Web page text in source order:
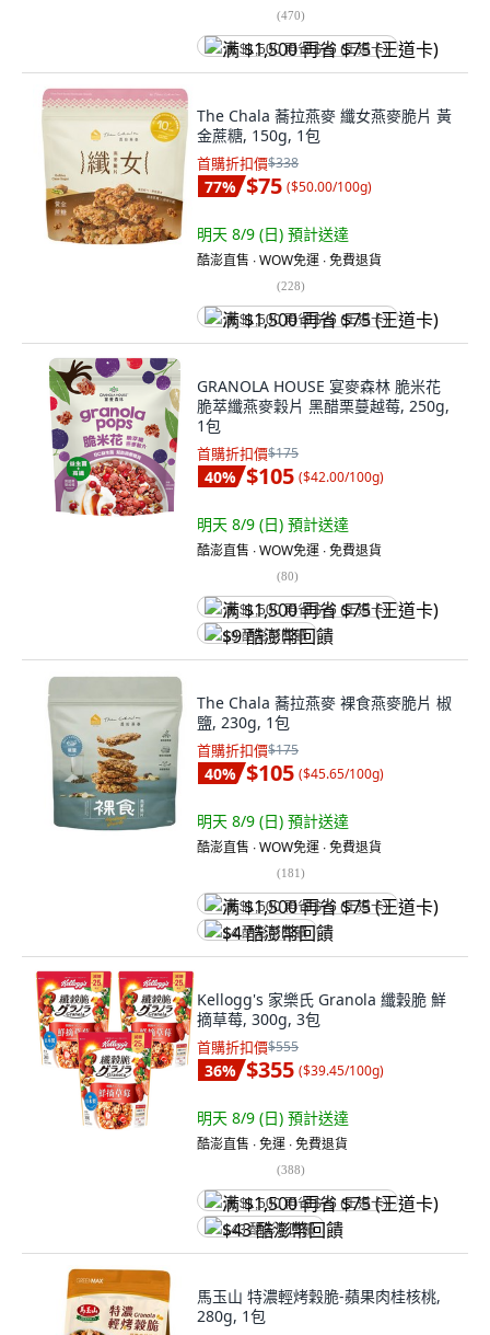
(470)
满 $1,500 再省 $75 (王道卡)
The Chala 蕎拉燕麥 纖女燕麥脆片 黃
金蔗糖, 150g, 1包
首購折扣價$338
77% $75 ($50.00/100g)
明天 8/9 (日) 預計送達
酷澎直售 ∙ WOW免運 ∙ 免費退貨
(228)
满 $1,500 再省 $75 (王道卡)
GRANOLA HOUSE 宴麥森林 脆米花
脆萃纖燕麥穀片 黑醋栗蔓越莓, 250g,
1包
首購折扣價$175
40% $105 ($42.00/100g)
明天 8/9 (日) 預計送達
酷澎直售 ∙ WOW免運 ∙ 免費退貨
(80)
满 $1,500 再省 $75 (王道卡)
$9 酷澎幣回饋
The Chala 蕎拉燕麥 裸食燕麥脆片 椒
鹽, 230g, 1包
首購折扣價$175
40% $105 ($45.65/100g)
明天 8/9 (日) 預計送達
酷澎直售 ∙ WOW免運 ∙ 免費退貨
(181)
满 $1,500 再省 $75 (王道卡)
$4 酷澎幣回饋
Kellogg's 家樂氏 Granola 纖穀脆 鮮
摘草莓, 300g, 3包
首購折扣價$555
36% $355 ($39.45/100g)
明天 8/9 (日) 預計送達
酷澎直售 ∙ 免運 ∙ 免費退貨
(388)
满 $1,500 再省 $75 (王道卡)
$43 酷澎幣回饋
馬玉山 特濃輕烤穀脆-蘋果肉桂核桃,
280g, 1包